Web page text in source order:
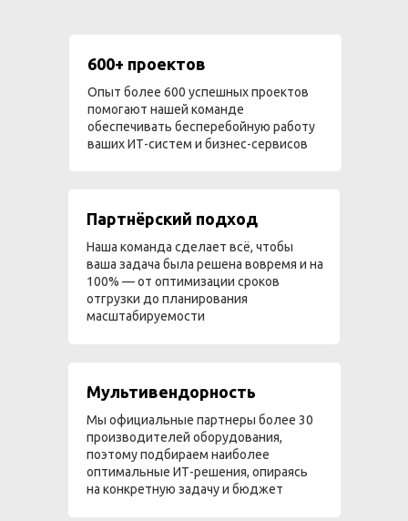
600+ проектов
Опыт более 600 успешных проектов
помогают нашей команде
обеспечивать бесперебойную работу
ваших ИТ-систем и бизнес-сервисов
Мультивендорность
Мы официальные партнеры более 30
производителей оборудования,
поэтому подбираем наиболее
оптимальные ИТ-решения, опираясь
на конкретную задачу и бюджет
Партнёрский подход
Наша команда сделает всё, чтобы
ваша задача была решена вовремя и на
100% — от оптимизации сроков
отгрузки до планирования
масштабируемости